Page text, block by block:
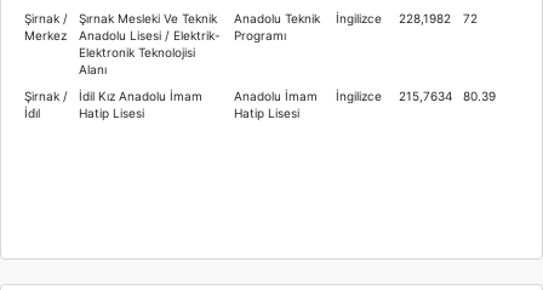
Şirnak /
Merkez
Şırnak Mesleki Ve Teknik
Anadolu Lisesi / Elektrik-
Elektronik Teknolojisi
Alanı
Anadolu Teknik
Programı
İngilizce 228,1982 72
Şirnak /
İdi̇l
İdil Kız Anadolu İmam
Hatip Lisesi
Anadolu İmam
Hatip Lisesi
İngilizce 215,7634 80.39